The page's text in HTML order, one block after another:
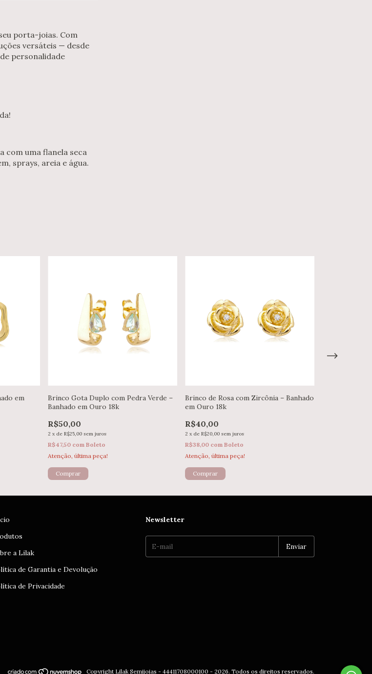
porta-joias. Com
versáteis — desde
personalidade
com uma flanela seca
sprays, areia e água.
em
Brinco Gota Duplo com Pedra Verde –
Banhado em Ouro 18k
R$50,00
2 x de R$25,00 sem juros
R$47,50 com Boleto
Atenção, última peça!
Brinco de Rosa com Zircônia – Banhado
em Ouro 18k
R$40,00
2 x de R$20,00 sem juros
R$38,00 com Boleto
Atenção, última peça!
a Lilak
de Garantia e Devolução
de Privacidade
Newsletter
Copyright Lilak Semijoias - 44411708000100 - 2026. Todos os direitos reservados.